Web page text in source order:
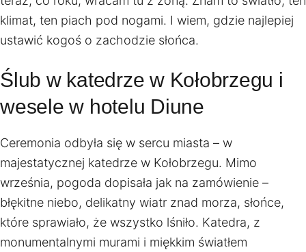
klimat, ten piach pod nogami. I wiem, gdzie najlepiej
ustawić kogoś o zachodzie słońca.
Ślub w katedrze w Kołobrzegu i
wesele w hotelu Diune
Ceremonia odbyła się w sercu miasta – w
majestatycznej katedrze w Kołobrzegu. Mimo
września, pogoda dopisała jak na zamówienie –
błękitne niebo, delikatny wiatr znad morza, słońce,
które sprawiało, że wszystko lśniło. Katedra, z
monumentalnymi murami i miękkim światłem